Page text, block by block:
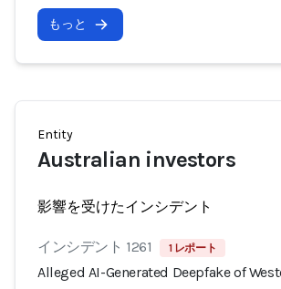
もっと
Entity
Australian investors
影響を受けたインシデント
インシデント 1261 1 レポート
Alleged AI-Generated Deepfake of